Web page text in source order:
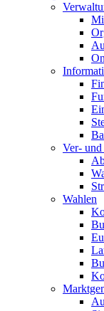
Ver-
Wahlen